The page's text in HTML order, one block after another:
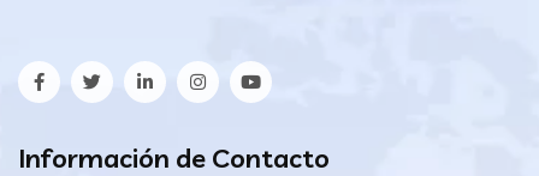
Información de Contacto